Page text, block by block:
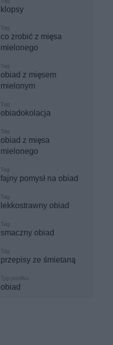
klopsy
co zrobić z mięsa
mielonego
obiad z mięsem
mielonym
obiadokolacja
obiad z mięsa
mielonego
fajny pomysł na obiad
lekkostrawny obiad
smaczny obiad
przepisy ze śmietaną
obiad